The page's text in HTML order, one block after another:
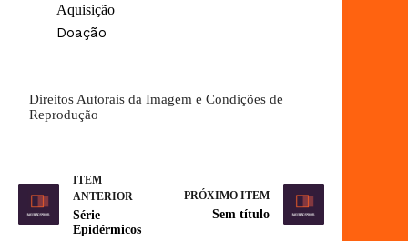
Aquisição
Doação
Direitos Autorais da Imagem e Condições de
Reprodução
ITEM
ANTERIOR
Série
Epidérmicos
PRÓXIMO ITEM
Sem título